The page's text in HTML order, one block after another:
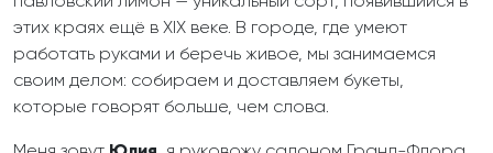
этих краях ещё в XIX веке. В городе, где умеют
работать руками и беречь живое, мы занимаемся
своим делом: собираем и доставляем букеты,
которые говорят больше, чем слова.